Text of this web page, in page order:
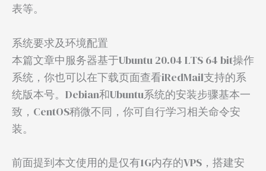
表等。
系统要求及环境配置
本篇文章中服务器基于Ubuntu 20.04 LTS 64 bit操作
系统，你也可以在下载页面查看iRedMail支持的系
统版本号。Debian和Ubuntu系统的安装步骤基本一
致，CentOS稍微不同，你可自行学习相关命令安
装。
前面提到本文使用的是仅有1G内存的VPS，搭建安